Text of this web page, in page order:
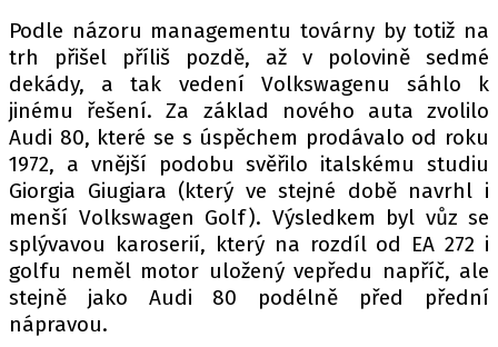
Podle názoru managementu továrny by totiž na
trh přišel příliš pozdě, až v polovině sedmé
dekády, a tak vedení Volkswagenu sáhlo k
jinému řešení. Za základ nového auta zvolilo
Audi 80, které se s úspěchem prodávalo od roku
1972, a vnější podobu svěřilo italskému studiu
Giorgia Giugiara (který ve stejné době navrhl i
menší Volkswagen Golf). Výsledkem byl vůz se
splývavou karoserií, který na rozdíl od EA 272 i
golfu neměl motor uložený vepředu napříč, ale
stejně jako Audi 80 podélně před přední
nápravou.